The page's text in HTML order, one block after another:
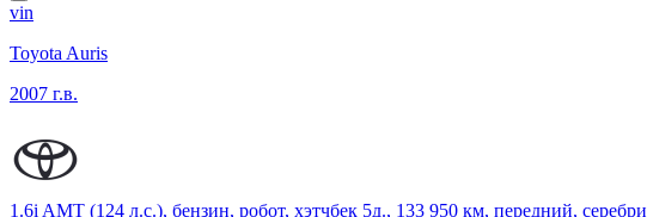
vin
Toyota Auris
2007 г.в.
1.6i AMT (124 л.с.), бензин, робот, хэтчбек 5д., 133 950 км, передний,